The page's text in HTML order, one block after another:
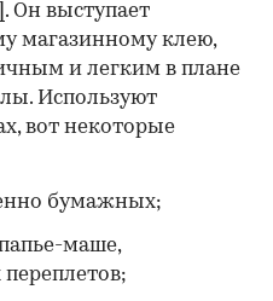
. Он выступает
магазинному клею,
и легким в плане
Используют
вот некоторые
бумажных;
маше,